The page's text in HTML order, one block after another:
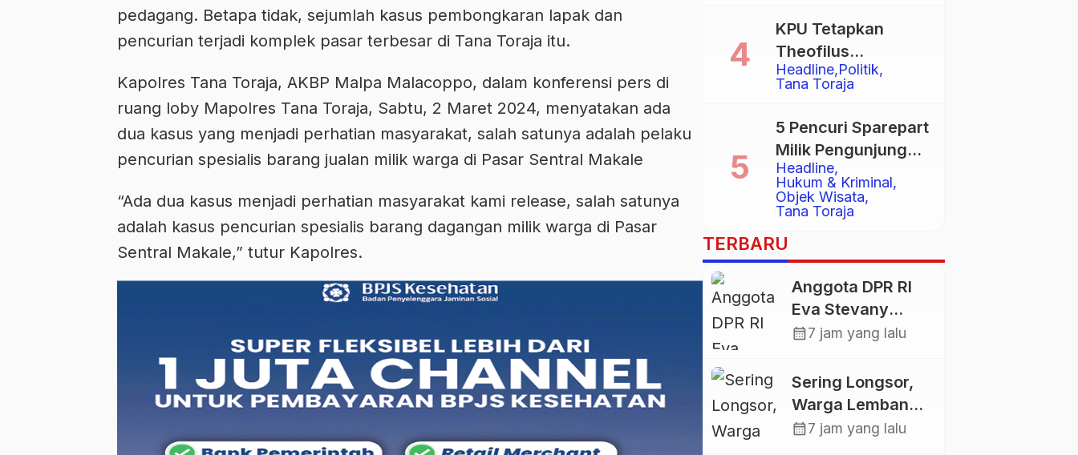
pedagang. Betapa tidak, sejumlah kasus pembongkaran lapak dan
pencurian terjadi komplek pasar terbesar di Tana Toraja itu.
Kapolres Tana Toraja, AKBP Malpa Malacoppo, dalam konferensi pers di
ruang loby Mapolres Tana Toraja, Sabtu, 2 Maret 2024, menyatakan ada
dua kasus yang menjadi perhatian masyarakat, salah satunya adalah pelaku
pencurian spesialis barang jualan milik warga di Pasar Sentral Makale
“Ada dua kasus menjadi perhatian masyarakat kami release, salah satunya
adalah kasus pencurian spesialis barang dagangan milik warga di Pasar
Sentral Makale,” tutur Kapolres.
Eksekusi Rumah
Adat Tongkonan
Headline Politik
Tana Toraja
KPU Tetapkan
Theofilus
Allorerung dan
Zadrak Tombe
sebagai Bupati dan
Wakil Bupati Tana
Toraja Terpilih
Headline
Hukum & Kriminal
Objek Wisata
Tana Toraja
5 Pencuri Sparepart
Milik Pengunjung
Objek Wisata
Pango-Pango
Ditangkap Polisi
TERBARU
Anggota DPR RI
Eva Stevany
Rataba Salurkan
Warga
Terdampak
Longsor di Buntu
calendar_month7 jam yang lalu
Sering Longsor,
Warga Lembang
Gasing Swadaya
calendar_month7 jam yang lalu